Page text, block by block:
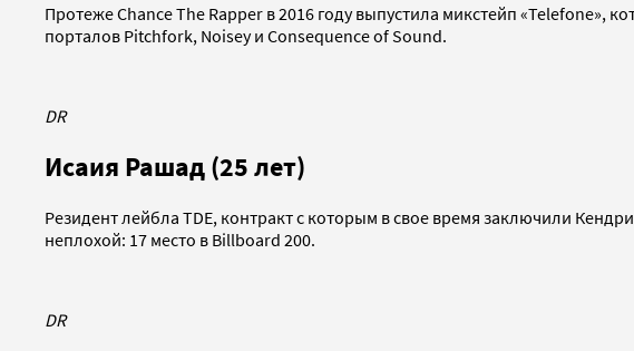
Протеже Chance The Rapper в 2016 году выпустила микстейп
порталов Pitchfork, Noisey и Consequence of Sound.
DR
Исаия Рашад (25 лет)
Резидент лейбла TDE, контракт с которым в свое время заключили
неплохой: 17 место в Billboard 200.
DR